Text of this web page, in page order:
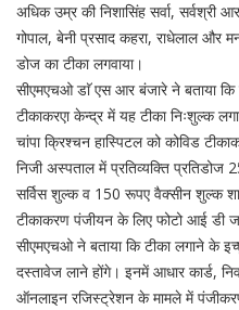
अधिक उम्र की निशासिंह सर्वा, सर्वश्री
गोपाल, बेनी प्रसाद कहरा, राधेलाल
डोज का टीका लगवाया।
सीएमएचओ डाॅ एस आर बंजारे ने बताया
टीकाकरएा केन्द्र में यह टीका निःशुल्क
चांपा क्रिश्चन हास्पिटल को कोविड
निजी अस्पताल में प्रतिव्यक्ति
सर्विस शुल्क व 150 रूपए वैक्सीन शुल्क
टीकाकरण पंजीयन के लिए फोटो आई डी
सीएमएचओ ने बताया कि टीका लगाने के
दस्तावेज लाने होंगे। इनमें आधार कार्ड,
ऑनलाइन रजिस्ट्रेशन के मामले में पंजीकरण